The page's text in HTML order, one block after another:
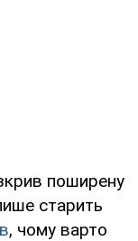
поширену
старить
, чому варто